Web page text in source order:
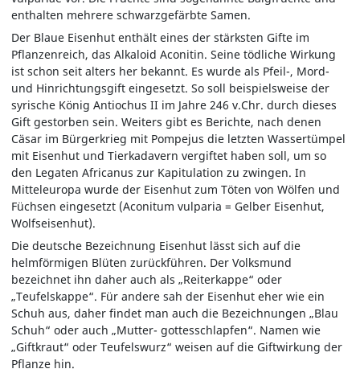
enthalten mehrere schwarzgefärbte Samen.
Der Blaue Eisenhut enthält eines der stärksten Gifte im
Pflanzenreich, das Alkaloid Aconitin. Seine tödliche Wirkung
ist schon seit alters her bekannt. Es wurde als Pfeil-, Mord-
und Hinrichtungsgift eingesetzt. So soll beispielsweise der
syrische König Antiochus II im Jahre 246 v.Chr. durch dieses
Gift gestorben sein. Weiters gibt es Berichte, nach denen
Cäsar im Bürgerkrieg mit Pompejus die letzten Wassertümpel
mit Eisenhut und Tierkadavern vergiftet haben soll, um so
den Legaten Africanus zur Kapitulation zu zwingen. In
Mitteleuropa wurde der Eisenhut zum Töten von Wölfen und
Füchsen eingesetzt (Aconitum vulparia = Gelber Eisenhut,
Wolfseisenhut).
Die deutsche Bezeichnung Eisenhut lässt sich auf die
helmförmigen Blüten zurückführen. Der Volksmund
bezeichnet ihn daher auch als „Reiterkappe“ oder
„Teufelskappe“. Für andere sah der Eisenhut eher wie ein
Schuh aus, daher findet man auch die Bezeichnungen „Blau
Schuh“ oder auch „Mutter- gottesschlapfen“. Namen wie
„Giftkraut“ oder Teufelswurz“ weisen auf die Giftwirkung der
Pflanze hin.